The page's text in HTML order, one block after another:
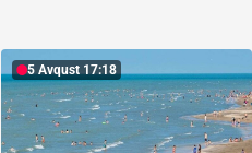
5 Avqust 17:18